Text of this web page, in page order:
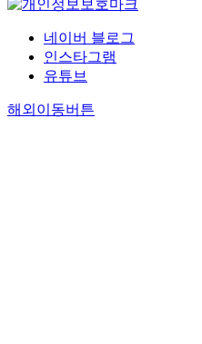
네이버 블로그
인스타그램
유튜브
해외이동버튼